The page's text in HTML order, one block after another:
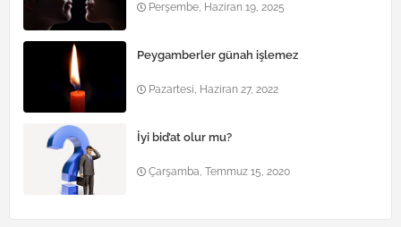
Perşembe, Haziran 19, 2025
Peygamberler günah işlemez
Pazartesi, Haziran 27, 2022
İyi bid’at olur mu?
Çarşamba, Temmuz 15, 2020